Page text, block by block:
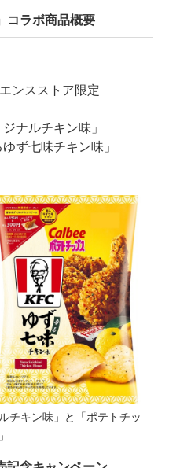
コラボ商品概要
ンスストア限定
ナルチキン味」
ず七味チキン味」
チキン味」と「ポテトチッ